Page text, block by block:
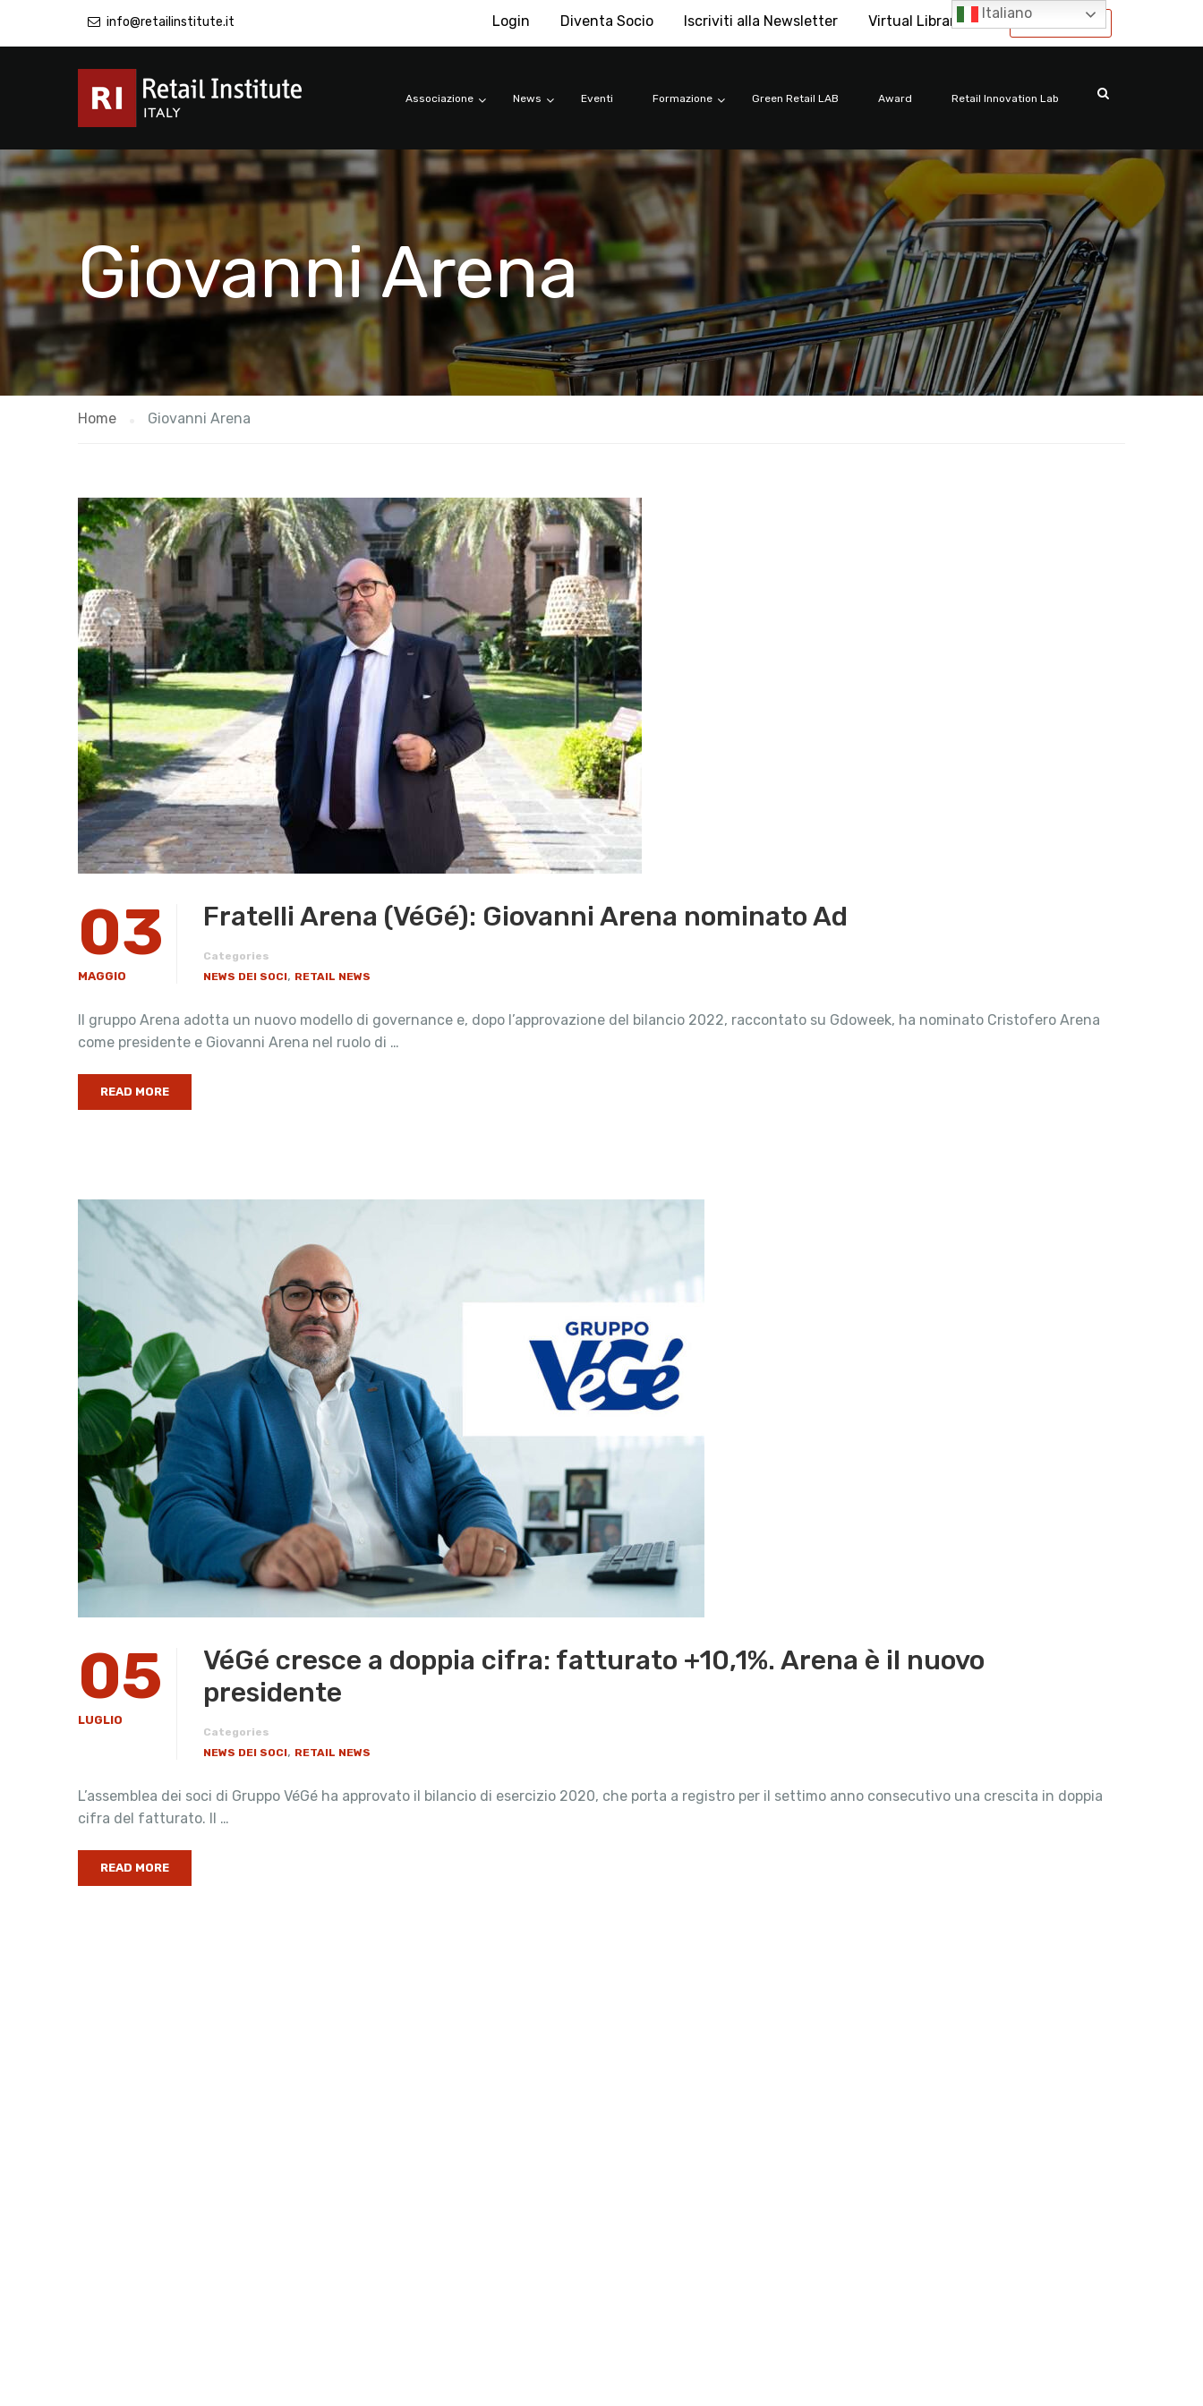
info@retailinstitute.it International
Login Diventa Socio Iscriviti alla Newsletter Virtual Library
Associazione News Eventi Formazione Green Retail LAB Award Retail Innovation Lab
Giovanni Arena
Home Giovanni Arena
03
MAGGIO
Fratelli Arena (VéGé): Giovanni Arena nominato Ad
Categories
NEWS DEI SOCI, RETAIL NEWS
Il gruppo Arena adotta un nuovo modello di governance e, dopo l’approvazione del bilancio 2022, raccontato su Gdoweek, ha nominato Cristofero Arena
come presidente e Giovanni Arena nel ruolo di …
READ MORE
05
LUGLIO
VéGé cresce a doppia cifra: fatturato +10,1%. Arena è il nuovo
presidente
Categories
NEWS DEI SOCI, RETAIL NEWS
L’assemblea dei soci di Gruppo VéGé ha approvato il bilancio di esercizio 2020, che porta a registro per il settimo anno consecutivo una crescita in doppia
cifra del fatturato. Il …
READ MORE
Italiano